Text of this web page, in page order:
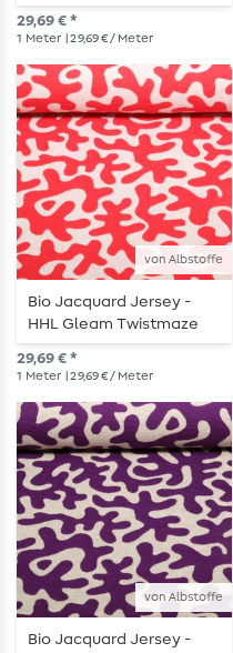
Doubleface Blau Petrol
29,69 € *
1 Meter | 29,69 € / Meter
von Albstoffe
Bio Jacquard Jersey -
HHL Gleam Twistmaze
Doubleface Ecru Rot
29,69 € *
1 Meter | 29,69 € / Meter
von Albstoffe
Bio Jacquard Jersey -